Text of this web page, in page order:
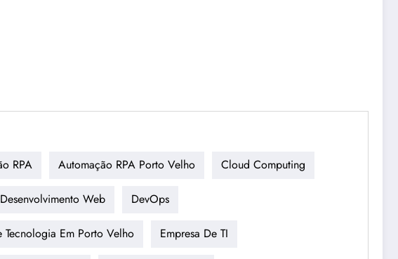
RPA Automação RPA Porto Velho Cloud Computing
Desenvolvimento Web DevOps
Tecnologia Em Porto Velho Empresa De TI